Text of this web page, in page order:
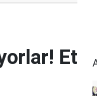
Et